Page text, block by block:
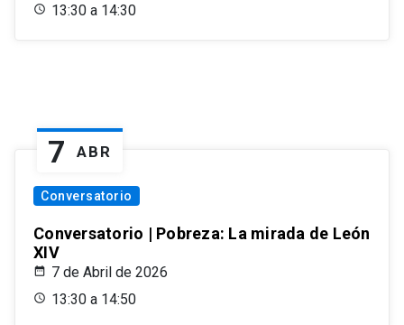
13:30 a 14:30
7 ABR
Conversatorio
Conversatorio | Pobreza: La mirada de León
XIV
7 de Abril de 2026
13:30 a 14:50